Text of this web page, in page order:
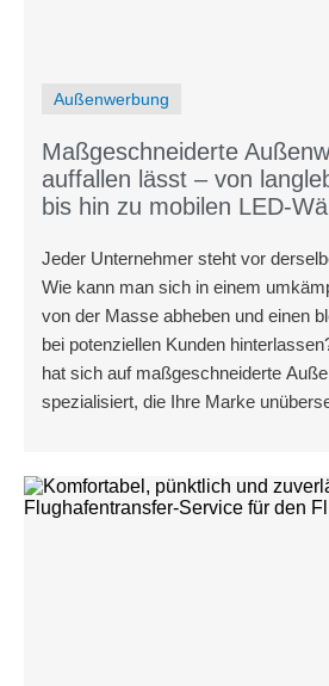
Außenwerbung
Maßgeschneiderte
auffallen lässt – von
bis hin zu mobilen LED-
Jeder Unternehmer steht vor
Wie kann man sich in einem
von der Masse abheben und einen
bei potenziellen Kunden
hat sich auf maßgeschneiderte
spezialisiert, die Ihre Marke